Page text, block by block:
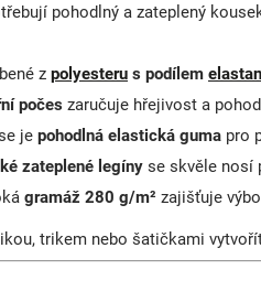
pohodlný a zateplený
z polyesteru s podílem
počes zaručuje hřejivost a
je pohodlná elastická guma pro
zateplené legíny se skvěle nosí
gramáž 280 g/m² zajišťuje
trikem nebo šatičkami